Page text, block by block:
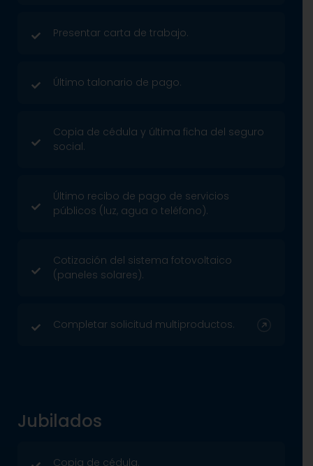
Presentar carta de trabajo.
Último talonario de pago.
Copia de cédula y última ficha del seguro
social.
Último recibo de pago de servicios
públicos (luz, agua o teléfono).
Cotización del sistema fotovoltaico
(paneles solares).
Completar solicitud multiproductos.
Jubilados
Copia de cédula.